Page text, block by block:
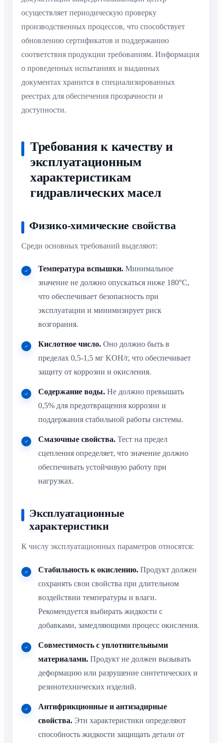
осуществляет периодическую проверку
производственных процессов, что способствует
обновлению сертификатов и поддержанию
соответствия продукции требованиям. Информация
о проведенных испытаниях и выданных
документах хранится в специализированных
реестрах для обеспечения прозрачности и
доступности.
Требования к качеству и
эксплуатационным
характеристикам
гидравлических масел
Физико-химические свойства
Среди основных требований выделяют:
Температура вспышки. Минимальное
значение не должно опускаться ниже 180°C,
что обеспечивает безопасность при
эксплуатации и минимизирует риск
возгорания.
Кислотное число. Оно должно быть в
пределах 0,5-1,5 мг KOH/г, что обеспечивает
защиту от коррозии и окисления.
Содержание воды. Не должно превышать
0,5% для предотвращения коррозии и
поддержания стабильной работы системы.
Смазочные свойства. Тест на предел
сцепления определяет, что значение должно
обеспечивать устойчивую работу при
нагрузках.
Эксплуатационные
характеристики
К числу эксплуатационных параметров относятся:
Стабильность к окислению. Продукт должен
сохранять свои свойства при длительном
воздействии температуры и влаги.
Рекомендуется выбирать жидкости с
добавками, замедляющими процесс окисления.
Совместимость с уплотнительными
материалами. Продукт не должен вызывать
деформацию или разрушение синтетических и
резинотехнических изделий.
Антифрикционные и антизадирные
свойства. Эти характеристики определяют
способность жидкости защищать детали от